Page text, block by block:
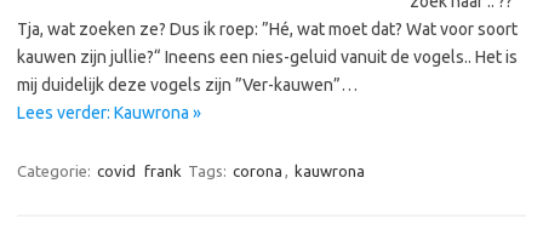
Tja, wat zoeken ze? Dus ik roep: ”Hé, wat moet dat? Wat voor soort
kauwen zijn jullie?“ Ineens een nies-geluid vanuit de vogels.. Het is
mij duidelijk deze vogels zijn ”Ver-kauwen”…
Lees verder: Kauwrona »
Categorie: covid frank Tags: corona , kauwrona